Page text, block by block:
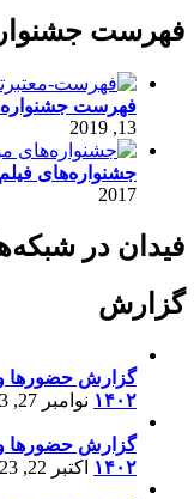
فهرست
فهرست
13, 2019
جشنواره‌های فیلم
2017
فیدان در
گزارش
گزارش حضورها و
۱۴۰۲ نوامبر 27, 2023
گزارش حضورها و
۱۴۰۲ اکتبر 22, 2023